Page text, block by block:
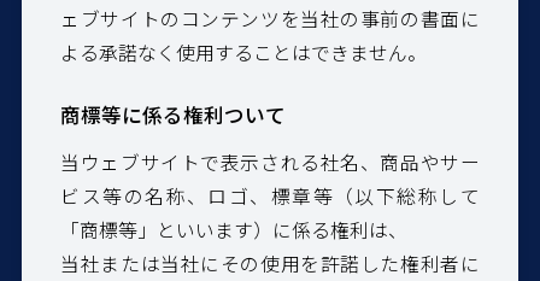
ェブサイトのコンテンツを当社の事前の書面に
よる承諾なく使用することはできません。
商標等に係る権利ついて
当ウェブサイトで表示される社名、商品やサー
ビス等の名称、ロゴ、標章等（以下総称して
「商標等」といいます）に係る権利は、
当社または当社にその使用を許諾した権利者に